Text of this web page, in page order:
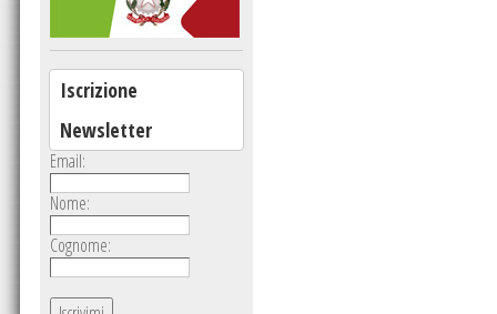
Iscrizione
Newsletter
Email:
Nome:
Cognome: